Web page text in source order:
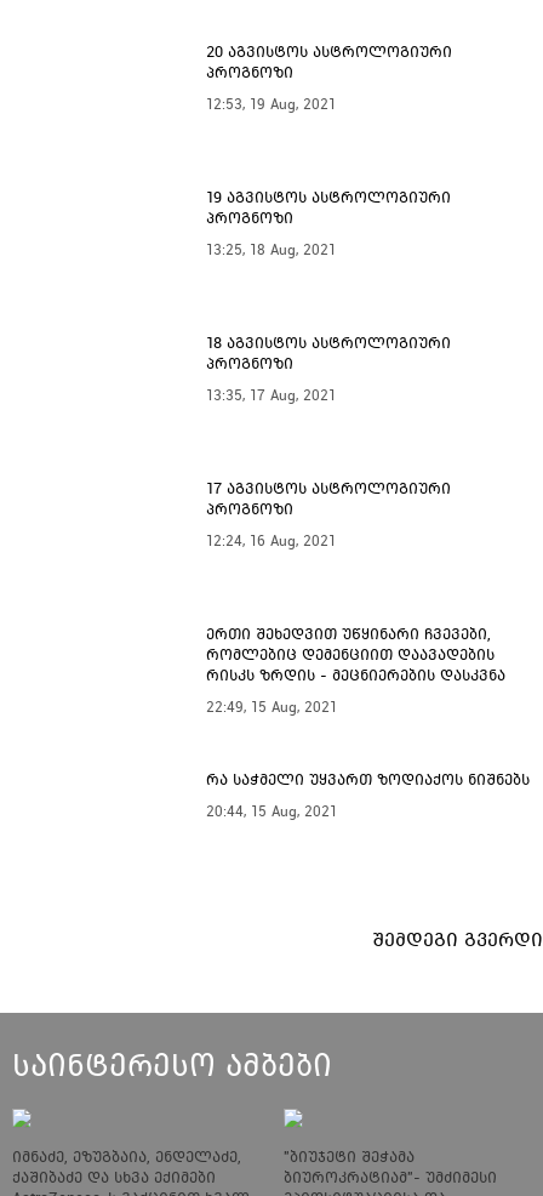
20 აგვისტოს ასტროლოგიური
პროგნოზი
12:53, 19 Aug, 2021
19 აგვისტოს ასტროლოგიური
პროგნოზი
13:25, 18 Aug, 2021
18 აგვისტოს ასტროლოგიური
პროგნოზი
13:35, 17 Aug, 2021
17 აგვისტოს ასტროლოგიური
პროგნოზი
12:24, 16 Aug, 2021
ერთი შეხედვით უწყინარი ჩვევები,
რომლებიც დემენციით დაავადების
რისკს ზრდის - მეცნიერების დასკვნა
22:49, 15 Aug, 2021
რა საჭმელი უყვართ ზოდიაქოს ნიშნებს
20:44, 15 Aug, 2021
შემდეგი გვერდი
საინტერესო ამბები
იმნაძე, ეზუგბაია, ენდელაძე,
ქაშიბაძე და სხვა ექიმები
"ბიუჯეტი შეჭამა
ბიუროკრატიამ"- უმძიმესი